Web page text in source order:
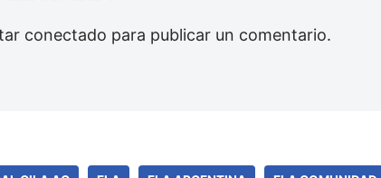
conectado para publicar un comentario.